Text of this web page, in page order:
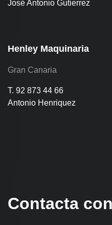
José Antonio Gutierrez
Henley Maquinaria
Gran Canaria
T. 92 873 44 66
Antonio Henriquez
Contacta